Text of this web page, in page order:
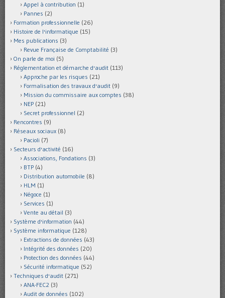
Appel à contribution (1)
Pannes (2)
Formation professionnelle (26)
Histoire de l'informatique (15)
Mes publications (3)
Revue Française de Comptabilité (3)
On parle de moi (5)
Réglementation et démarche d'audit (113)
Approche par les risques (21)
Formalisation des travaux d'audit (9)
Mission du commissaire aux comptes (38)
NEP (21)
Secret professionnel (2)
Rencontres (9)
Réseaux sociaux (8)
Pacioli (7)
Secteurs d'activité (16)
Associations, Fondations (3)
BTP (4)
Distribution automobile (8)
HLM (1)
Négoce (1)
Services (1)
Vente au détail (3)
Système d'information (44)
Système informatique (128)
Extractions de données (43)
Intégrité des données (20)
Protection des données (44)
Sécurité informatique (52)
Techniques d'audit (271)
ANA-FEC2 (3)
Audit de données (102)